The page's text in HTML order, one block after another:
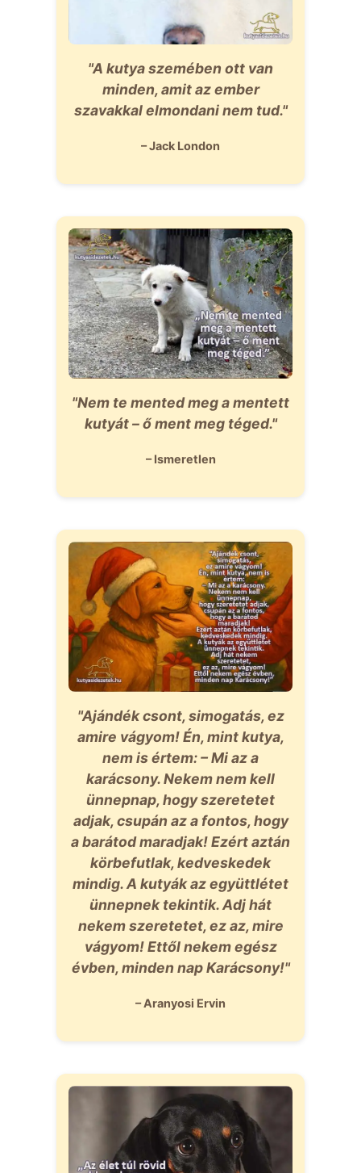
"A kutya szemében ott van
minden, amit az ember
szavakkal elmondani nem tud."
– Jack London
"Nem te mented meg a mentett
kutyát – ő ment meg téged."
– Ismeretlen
"Ajándék csont, simogatás, ez
amire vágyom! Én, mint kutya,
nem is értem: – Mi az a
karácsony. Nekem nem kell
ünnepnap, hogy szeretetet
adjak, csupán az a fontos, hogy
a barátod maradjak! Ezért aztán
körbefutlak, kedveskedek
mindig. A kutyák az együttlétet
ünnepnek tekintik. Adj hát
nekem szeretetet, ez az, mire
vágyom! Ettől nekem egész
évben, minden nap Karácsony!"
– Aranyosi Ervin